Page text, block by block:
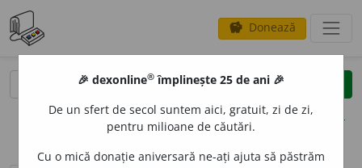
savings Donează
clear
opțiuni
🎉 dexonline® împlinește 25 de ani 🎉
De un sfert de secol suntem aici, gratuit, zi de zi,
pentru milioane de căutări.
Cu o mică donație aniversară ne-ați ajuta să păstrăm